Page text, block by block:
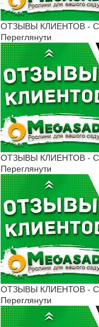
ОТЗЫВЫ КЛИЕНТОВ -
Переглянути
ОТЗЫВЫ КЛИЕНТОВ -
Переглянути
ОТЗЫВЫ КЛИЕНТОВ -
Переглянути